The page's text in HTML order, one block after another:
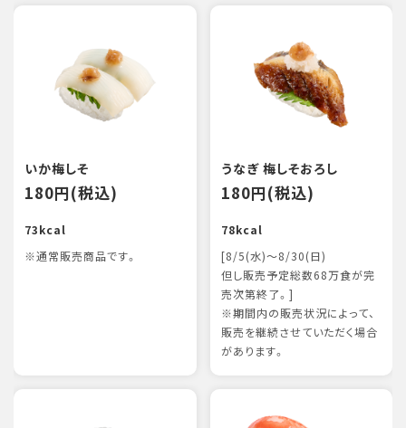
いか梅しそ
180円(税込)
73kcal
※通常販売商品です。
うなぎ 梅しそおろし
180円(税込)
78kcal
[8/5(水)～8/30(日)
但し販売予定総数68万食が完
売次第終了。]
※期間内の販売状況によって、
販売を継続させていただく場合
があります。